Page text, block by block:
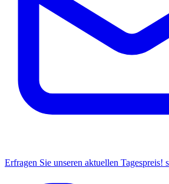
Erfragen Sie unseren aktuellen Tagespreis!